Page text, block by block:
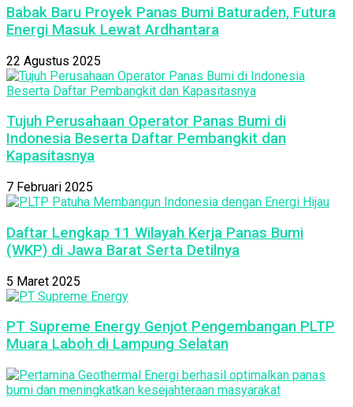
Babak Baru Proyek Panas Bumi Baturaden, Futura
Energi Masuk Lewat Ardhantara
22 Agustus 2025
Tujuh Perusahaan Operator Panas Bumi di
Indonesia Beserta Daftar Pembangkit dan
Kapasitasnya
7 Februari 2025
Daftar Lengkap 11 Wilayah Kerja Panas Bumi
(WKP) di Jawa Barat Serta Detilnya
5 Maret 2025
PT Supreme Energy Genjot Pengembangan PLTP
Muara Laboh di Lampung Selatan